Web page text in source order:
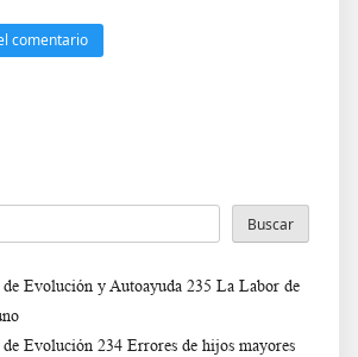
Buscar
Evolución y Autoayuda 235 La Labor de
Evolución 234 Errores de hijos mayores